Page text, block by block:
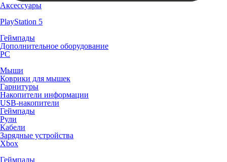
Аксессуары
PlayStation 5
Геймпады
Дополнительное оборудование
PC
Мыши
Коврики для мышек
Гарнитуры
Накопители информации
USB-накопители
Геймпады
Рули
Кабели
Зарядные устройства
Xbox
Геймпады